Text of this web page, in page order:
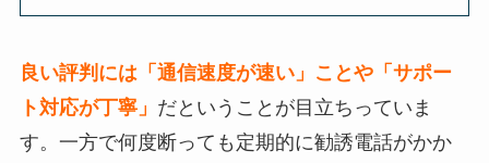
良い評判には「通信速度が速い」ことや「サポー
ト対応が丁寧」 だということが目立ちっていま
す。一方で何度断っても定期的に勧誘電話がかか